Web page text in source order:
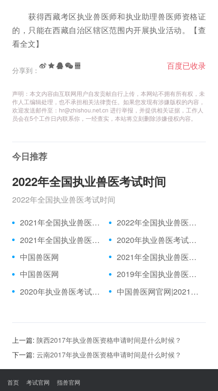
获得西藏考区执业兽医师和执业助理兽医师资格证
的，只能在西藏自治区辖区范围内开展执业活动。【查
看全文】
百度已收录
分享到：
声明：本文内容由互联网用户自发贡献自行上传，本网站不拥有所有权，未
作人工编辑处理，也不承担相关法律责任。如果您发现有涉嫌版权的内容，
欢迎发送邮件至：hr@zhishou.net.cn 进行举报，并提供相关证据，工作人
员会在5个工作日内联系你，一经查实，本站将立刻删除涉嫌侵权内容。
今日推荐
2022年全国执业兽医考试时间
2022年全国执业兽医考试时间
2021年全国执业兽医资格考试成绩公布时间、合格分数线
2022年全国执业兽医考试时间
2021年全国执业兽医考试报名时间
2020年执业兽医考试题目|2021年执业兽医中国兽医网官网
中国兽医网
2021年全国执业兽医考试报名入口
中国兽医网
2019年全国执业兽医考试真题|2021年执业兽医/全国执业兽医网
2020年执业兽医考试推迟|执业兽医考试网
中国兽医网官网|2021年执业兽医考试
上一篇: 陕西2017年执业兽医资格申请时间是什么时候？
下一篇: 云南2017年执业兽医资格申请时间是什么时候？
首页 考试官网
指兽官网